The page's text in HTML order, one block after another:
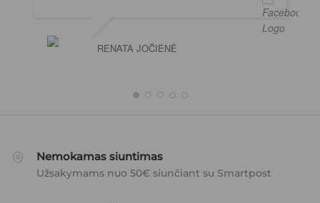
RENATA JOČIENĖ
Nemokamas siuntimas
Užsakymams nuo 50€ siunčiant su Smartpost